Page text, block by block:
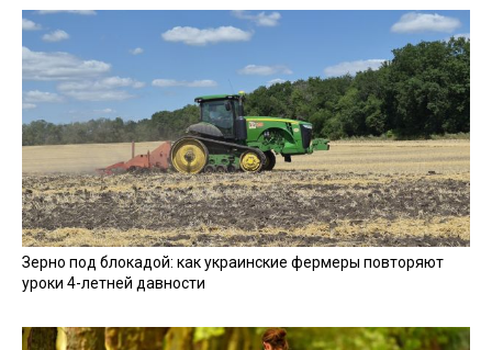
Зерно под блокадой: как украинские фермеры повторяют
уроки 4-летней давности